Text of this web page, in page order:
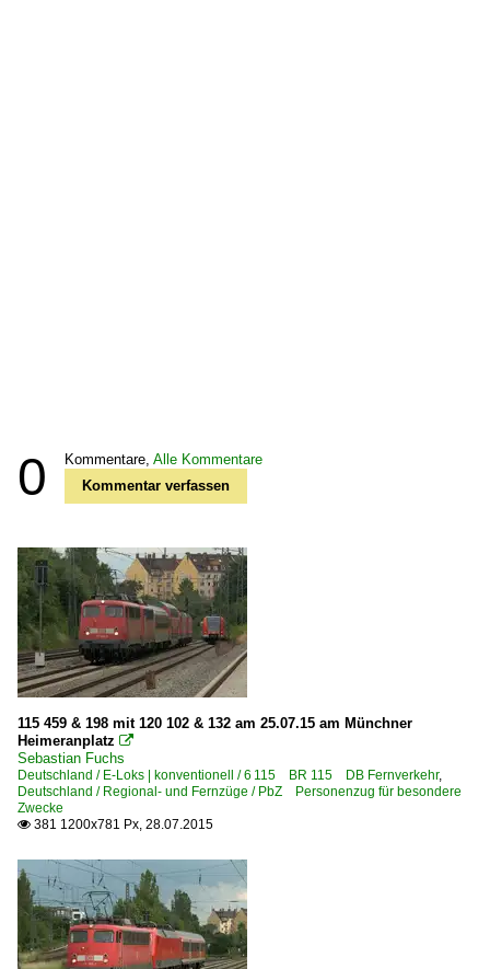
0 Kommentare, Alle Kommentare
Kommentar verfassen
115 459 & 198 mit 120 102 & 132 am 25.07.15 am Münchner
Heimeranplatz 
Sebastian Fuchs
Deutschland / E-Loks | konventionell / 6 115 BR 115 DB Fernverkehr,
Deutschland / Regional- und Fernzüge / PbZ Personenzug für besondere
Zwecke
 381 1200x781 Px, 28.07.2015